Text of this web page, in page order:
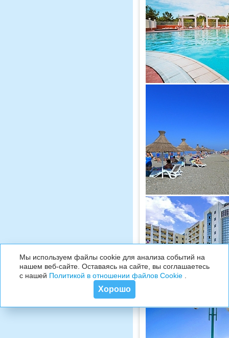
Мы используем файлы cookie для анализа событий на
нашем веб-сайте. Оставаясь на сайте, вы соглашаетесь
с нашей Политикой в отношении файлов Cookie.
Хорошо